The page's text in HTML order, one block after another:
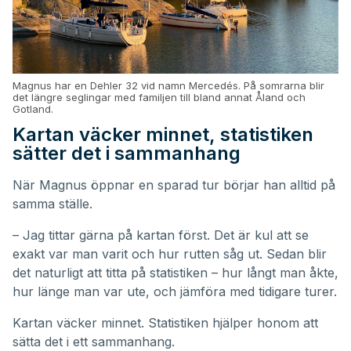
Magnus har en Dehler 32 vid namn Mercedés. På somrarna blir
det längre seglingar med familjen till bland annat Åland och
Gotland.
Kartan väcker minnet, statistiken
sätter det i sammanhang
När Magnus öppnar en sparad tur börjar han alltid på
samma ställe.
– Jag tittar gärna på kartan först. Det är kul att se
exakt var man varit och hur rutten såg ut. Sedan blir
det naturligt att titta på statistiken – hur långt man åkte,
hur länge man var ute, och jämföra med tidigare turer.
Kartan väcker minnet. Statistiken hjälper honom att
sätta det i ett sammanhang.